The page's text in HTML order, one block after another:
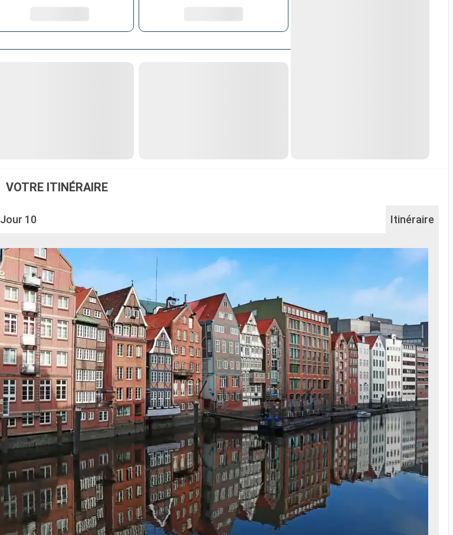
VOTRE ITINÉRAIRE
Jour 10 Itinéraire